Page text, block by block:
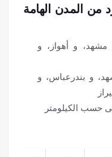
المدن الهامة
مشهد، و أهواز، و
و بندرعباس، و
حسب الكيلومتر